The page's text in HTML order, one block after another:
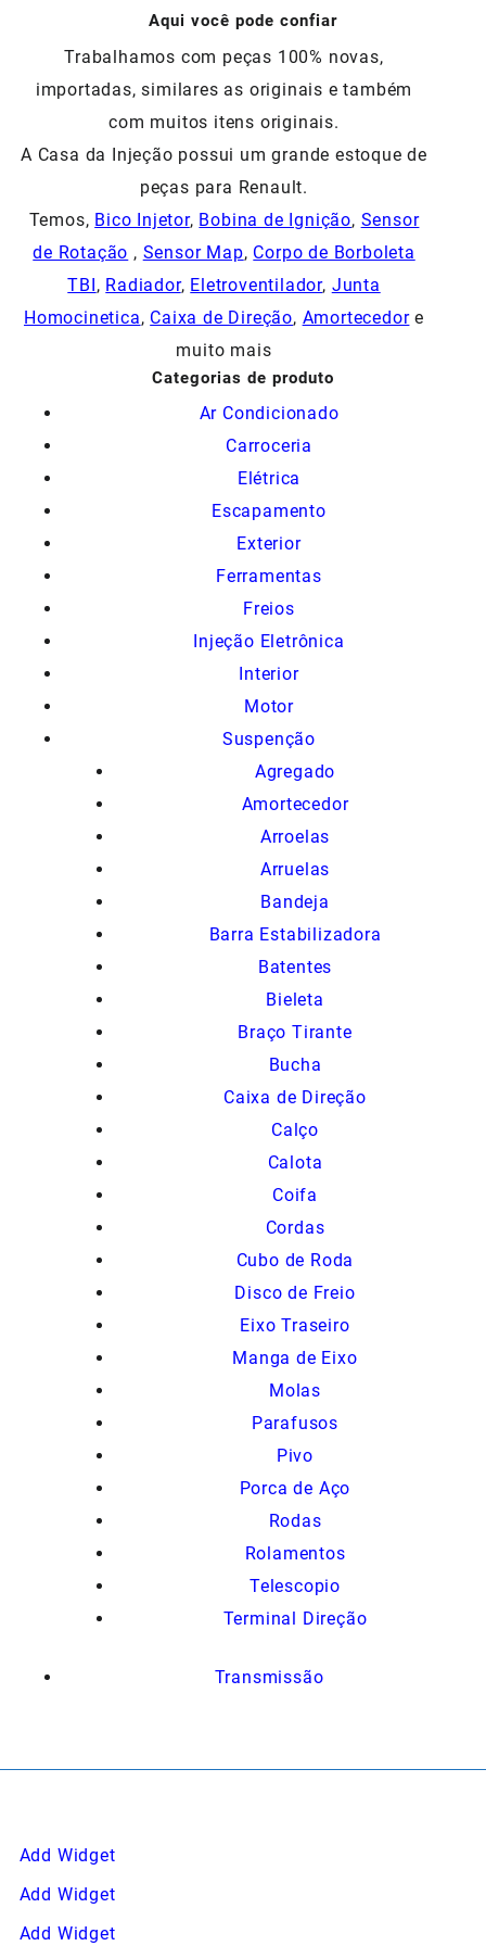
Aqui você pode confiar
Trabalhamos com peças 100% novas,
importadas, similares as originais e também
com muitos itens originais.
A Casa da Injeção possui um grande estoque de
peças para Renault.
Temos, Bico Injetor, Bobina de Ignição, Sensor
de Rotação , Sensor Map, Corpo de Borboleta
TBI, Radiador, Eletroventilador, Junta
Homocinetica, Caixa de Direção, Amortecedore
muito mais
Categorias de produto
Ar Condicionado
Carroceria
Elétrica
Escapamento
Exterior
Ferramentas
Freios
Injeção Eletrônica
Interior
Motor
Suspenção
Agregado
Amortecedor
Arroelas
Arruelas
Bandeja
Barra Estabilizadora
Batentes
Bieleta
Braço Tirante
Bucha
Caixa de Direção
Calço
Calota
Coifa
Cordas
Cubo de Roda
Disco de Freio
Eixo Traseiro
Manga de Eixo
Molas
Parafusos
Pivo
Porca de Aço
Rodas
Rolamentos
Telescopio
Terminal Direção
Transmissão
Add Widget
Add Widget
Add Widget